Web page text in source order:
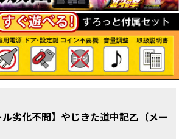
ル劣化不問】やじきた道中記乙（メー